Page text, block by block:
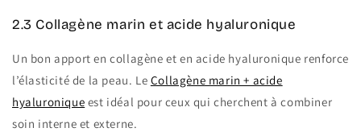
2.3 Collagène marin et acide hyaluronique
Un bon apport en collagène et en acide hyaluronique renforce
l’élasticité de la peau. Le Collagène marin + acide
hyaluronique est idéal pour ceux qui cherchent à combiner
soin interne et externe.